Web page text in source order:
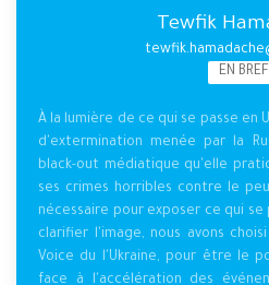
Tewfik
EN BREF
À la lumière de ce qui se passe en
d'extermination menée par la
black-out médiatique qu'elle
ses crimes horribles contre le
nécessaire pour exposer ce qui
clarifier l'image, nous avons
Voice du l'Ukraine, pour être le
face à l'accélération des